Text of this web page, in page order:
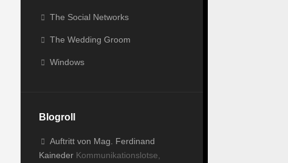
The Social Networks
The Wedding Groom
Windows
Blogroll
Auftritt von Mag. Ferdinand
Kaineder Kommunikationslotse,